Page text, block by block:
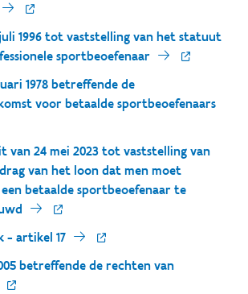
1996 tot vaststelling van het statuut
sportbeoefenaar
1978 betreffende de
voor betaalde sportbeoefenaars
van 24 mei 2023 tot vaststelling van
van het loon dat men moet
betaalde sportbeoefenaar te
- artikel 17
betreffende de rechten van